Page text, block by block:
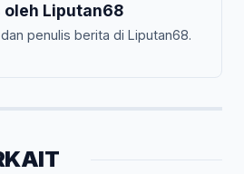
oleh Liputan68
penulis berita di Liputan68.